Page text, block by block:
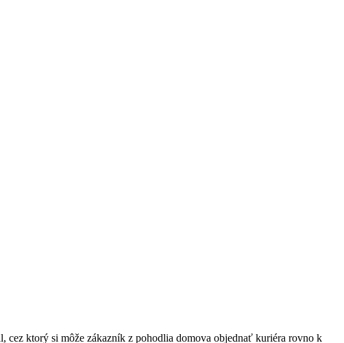
cez ktorý si môže zákazník z pohodlia domova objednať kuriéra rovno k